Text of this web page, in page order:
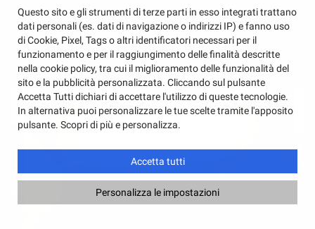
Autoradio, Bluetooth, Bracciolo, Carplay, Chiusura centralizzata,
Cruise Control, ESP, Immobilizzatore elettronico, Radio DAB, Sensori
di parcheggio posteriori, Servosterzo, Specchietti laterali elettrici,
Touch screen, USB, Vivavoce, Volante multifunzione
Questo sito e gli strumenti di terze parti in esso integrati trattano
dati personali (es. dati di navigazione o indirizzi IP) e fanno uso
di Cookie, Pixel, Tags o altri identificatori necessari per il
funzionamento e per il raggiungimento delle finalità descritte
nella cookie policy, tra cui il miglioramento delle funzionalità del
sito e la pubblicità personalizzata. Cliccando sul pulsante
Accetta Tutti dichiari di accettare l'utilizzo di queste tecnologie.
In alternativa puoi personalizzare le tue scelte tramite l'apposito
pulsante. Scopri di più e personalizza.
Accetta tutti
Personalizza le impostazioni